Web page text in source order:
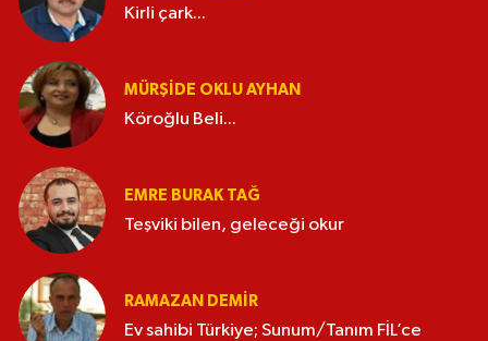
Kirli çark...
MÜRŞIDE OKLU AYHAN
Köroğlu Beli...
EMRE BURAK TAĞ
Teşviki bilen, geleceği okur
RAMAZAN DEMİR
Ev sahibi Türkiye; Sunum/Tanım FİL’ce